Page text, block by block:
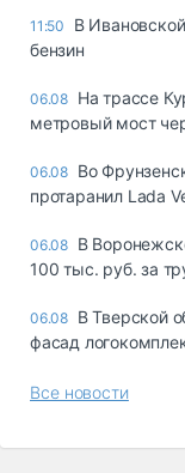
11:50
В
бензин
06.08 На трассе
метровый мост
06.08 Во
протаранил Lada
06.08 В
100 тыс. руб. за
06.08 В Тверской
фасад
Все новости